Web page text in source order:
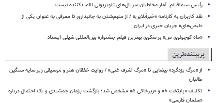
رئیس سیمافیلم: آمار مخاطبان سریال‌های تلویزیونی ناامیدکننده نیست
نقد کاربران به کارنامه «خبرآنلاین» / از متهم‌شدن به جانبداری تا معرفی به عنوان یکی از
«نبض‌های» جریان خبری در ایران
«ماه کوچولوی من» بر سکوی بهترین فیلم جشنواره بین‌المللی شیلی ایستاد
پربیننده‌ترین
از «مرگ یزدگرد» بیضایی تا «مرگ اشرف غنی» / روایت خفقان هنر و موسیقی زیر سایه سنگین
طالبان
تکلیف «پایتخت ۸» و «زیرخاکی ۵» مشخص شد؛ بازگشت پژمان جمشیدی و یک احتمال درباره
«سلمان فارسی»